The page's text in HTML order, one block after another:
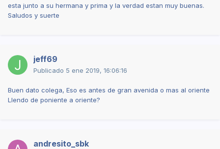
esta junto a su hermana y prima y la verdad estan muy buenas.
Saludos y suerte
jeff69
Publicado 5 ene 2019, 16:06:16
Buen dato colega, Eso es antes de gran avenida o mas al oriente
Llendo de poniente a oriente?
andresito_sbk